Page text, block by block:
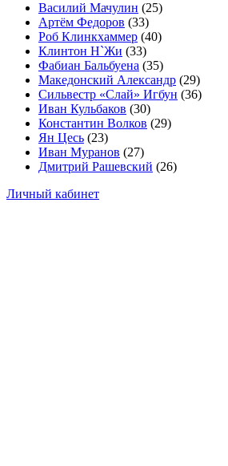
Василий Мачулин (25)
Артём Федоров (33)
Роб Клинкхаммер (40)
Клинтон Н`Жи (33)
Фабиан Бальбуена (35)
Македонский Александр (29)
Сильвестр «Слай» Игбун (36)
Иван Кульбаков (30)
Константин Волков (29)
Ян Цесь (23)
Иван Муранов (27)
Дмитрий Рашевский (26)
Личный кабинет